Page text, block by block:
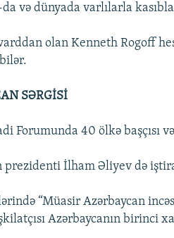
və dünyada varlılarla
olan Kenneth Rogoff
SƏRGİSİ
Forumunda 40 ölkə başçısı
prezidenti İlham Əliyev də
“Müasir Azərbaycan
Azərbaycanın birinci